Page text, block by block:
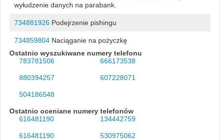
wyłudzenie danych na parabank.
734881926Podejrzenie pishingu
734859804Naciąganie na pożyczkę
Ostatnio wyszukiwane numery telefonu
783781506
666173538
880394257 607228071
504186548
Ostatnio oceniane numery telefonów
616481190
134442759
616481190 530975062